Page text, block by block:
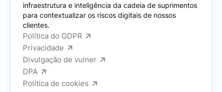
infraestrutura e inteligência da cadeia de suprimentos
para contextualizar os riscos digitais de nossos
clientes.
Política do GDPR
Privacidade
Divulgação de vulner
DPA
Política de cookies